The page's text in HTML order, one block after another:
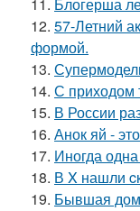
12. 57-Летний
формой.
13.
14. С приходом
15. В России
16. Анок яй -
17. Иногда
18. В X нашли
19. Бывшая